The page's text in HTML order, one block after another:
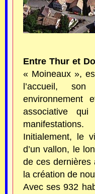
Entre Thur et
« Moineaux »,
l’accueil,
associative qui
manifestations.
Initialement, le
d’un vallon, le
de ces dernières
la création de
Avec ses 932